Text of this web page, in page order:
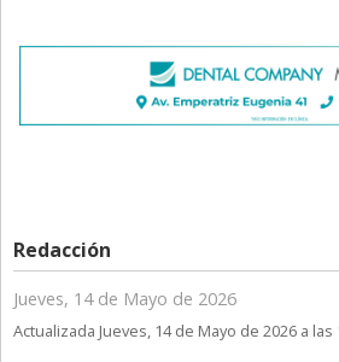
Redacción
Jueves, 14 de Mayo de 2026
Actualizada Jueves, 14 de Mayo de 2026 a las